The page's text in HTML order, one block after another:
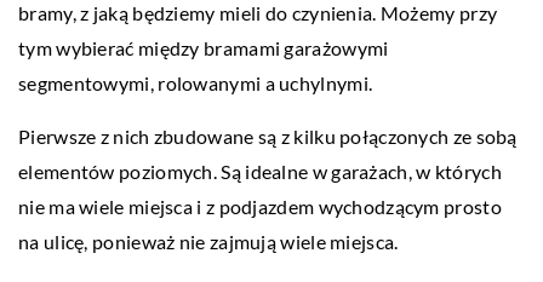
bramy, z jaką będziemy mieli do czynienia. Możemy przy
tym wybierać między bramami garażowymi
segmentowymi, rolowanymi a uchylnymi.
Pierwsze z nich zbudowane są z kilku połączonych ze sobą
elementów poziomych. Są idealne w garażach, w których
nie ma wiele miejsca i z podjazdem wychodzącym prosto
na ulicę, ponieważ nie zajmują wiele miejsca.